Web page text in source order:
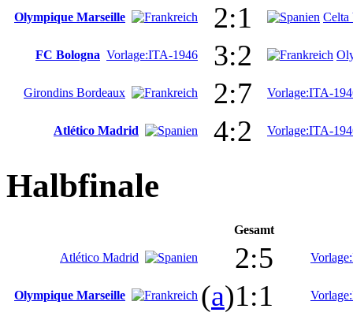
Olympique Marseille 2:1 Celta
FC Bologna Vorlage:ITA-1946 3:2
Girondins Bordeaux 2:7 Vorlage:ITA-
Atlético Madrid 4:2 Vorlage:ITA-
Halbfinale
Gesamt
Atlético Madrid 2:5
Olympique Marseille (a)1:1